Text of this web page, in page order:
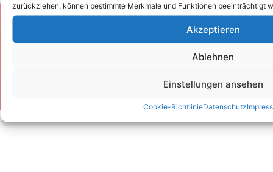
zurückziehen, können bestimmte Merkmale und Funktionen beeinträchtigt
Akzeptieren
Ablehnen
Einstellungen ansehen
Cookie-RichtlinieDatenschutz
Zum Kontaktformular